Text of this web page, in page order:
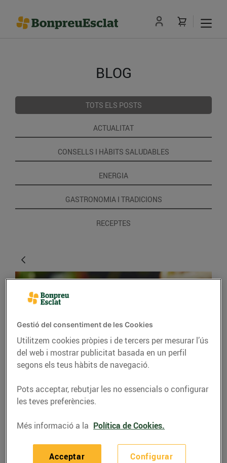
BLOG
TOTS ELS POSTS
ACTUALITAT
CONSELLS I HÀBITS SALUDABLES
ENERGIA
GASTRONOMIA I TRADICIONS
RECEPTES
RECEPTES
Timbal de poma
formatge de cabra i
menta
Gestió del consentiment de les Cookies
Utilitzem cookies pròpies i de tercers per mesurar l’ús
del web i mostrar publicitat basada en un perfil
segons els teus hàbits de navegació.
Pots acceptar, rebutjar les no essencials o configurar
les teves preferències.
Més informació a la Política de Cookies.
Configurar
Acceptar